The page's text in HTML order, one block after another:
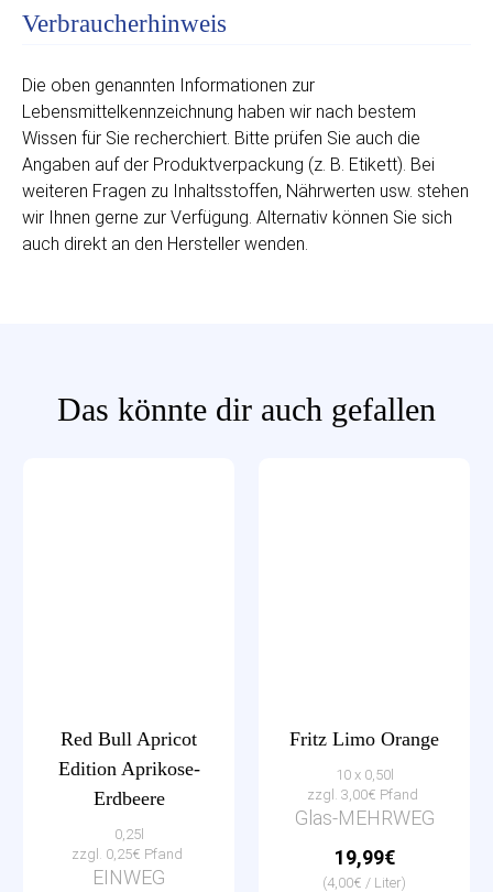
Verbraucherhinweis
Die oben genannten Informationen zur
Lebensmittelkennzeichnung haben wir nach bestem
Wissen für Sie recherchiert. Bitte prüfen Sie auch die
Angaben auf der Produktverpackung (z. B. Etikett). Bei
weiteren Fragen zu Inhaltsstoffen, Nährwerten usw. stehen
wir Ihnen gerne zur Verfügung. Alternativ können Sie sich
auch direkt an den Hersteller wenden.
Das könnte dir auch gefallen
Red Bull Apricot
Edition Aprikose-
Erdbeere
0,25l
zzgl. 0,25€ Pfand
EINWEG
Fritz Limo Orange
10 x 0,50l
zzgl. 3,00€ Pfand
Glas-MEHRWEG
19,99€
(4,00€ / Liter)